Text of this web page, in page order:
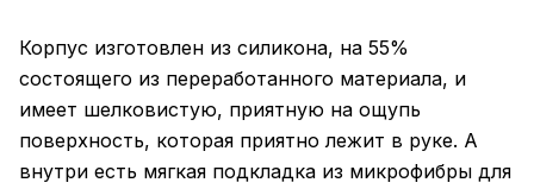
Корпус изготовлен из силикона, на 55%
состоящего из переработанного материала, и
имеет шелковистую, приятную на ощупь
поверхность, которая приятно лежит в руке. А
внутри есть мягкая подкладка из микрофибры для